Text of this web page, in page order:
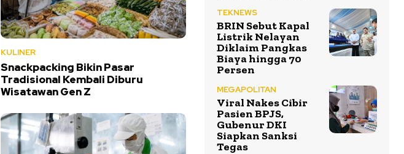
KULINER
Snackpacking Bikin Pasar
Tradisional Kembali Diburu
Wisatawan Gen Z
TEKNEWS
BRIN Sebut Kapal
Listrik Nelayan
Diklaim Pangkas
Biaya hingga 70
Persen
MEGAPOLITAN
Viral Nakes Cibir
Pasien BPJS,
Gubenur DKI
Siapkan Sanksi
Tegas